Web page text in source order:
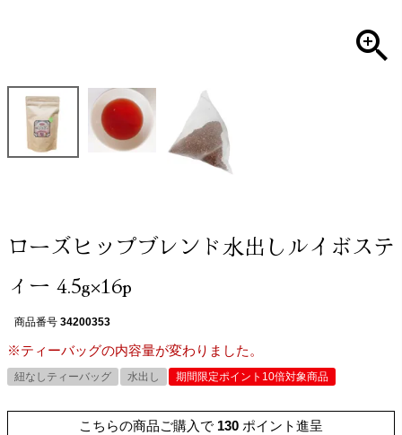
ローズヒップブレンド水出しルイボステ
ィー 4.5g×16p
商品番号 34200353
※ティーバッグの内容量が変わりました。
紐なしティーバッグ 水出し 期間限定ポイント10倍対象商品
こちらの商品ご購入で 130 ポイント進呈